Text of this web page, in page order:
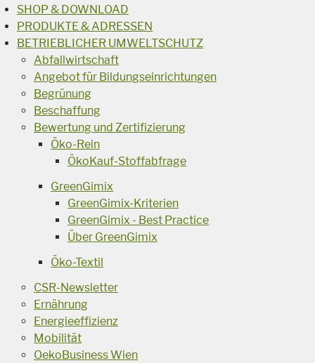
SHOP & DOWNLOAD
PRODUKTE & ADRESSEN
BETRIEBLICHER UMWELTSCHUTZ
Abfallwirtschaft
Angebot für Bildungseinrichtungen
Begrünung
Beschaffung
Bewertung und Zertifizierung
Öko-Rein
ÖkoKauf-Stoffabfrage
GreenGimix
GreenGimix-Kriterien
GreenGimix - Best Practice
Über GreenGimix
Öko-Textil
CSR-Newsletter
Ernährung
Energieeffizienz
Mobilität
OekoBusiness Wien